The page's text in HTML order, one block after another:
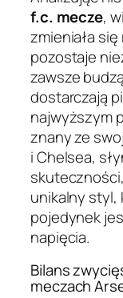
f.c. mecze,
zmieniała
pozostaje
zawsze
dostarczają
najwyższym
znany ze
i Chelsea,
unikalny styl,
pojedynek
napięcia.
Bilans
meczach